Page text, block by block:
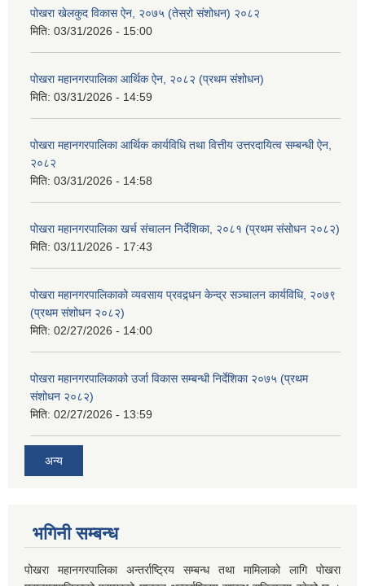
पोखरा खेलकुद विकास ऐन, २०७५ (तेस्रो संशोधन) २०८२
मिति: 03/31/2026 - 15:00
पोखरा महानगरपालिका आर्थिक ऐन, २०८२ (प्रथम संशोधन)
मिति: 03/31/2026 - 14:59
पोखरा महानगरपालिका आर्थिक कार्यविधि तथा वित्तीय उत्तरदायित्व सम्बन्धी ऐन,
२०८२
मिति: 03/31/2026 - 14:58
पोखरा महानगरपालिका खर्च संचालन निर्देशिका, २०८१ (प्रथम संसोधन २०८२)
मिति: 03/11/2026 - 17:43
पोखरा महानगरपालिकाको व्यवसाय प्रवद्र्धन केन्द्र सञ्चालन कार्यविधि, २०७९
(प्रथम संशोधन २०८२)
मिति: 02/27/2026 - 14:00
पोखरा महानगरपालिकाको उर्जा विकास सम्बन्धी निर्देशिका २०७५ (प्रथम
संशोधन २०८२)
मिति: 02/27/2026 - 13:59
अन्य
भगिनी सम्बन्ध
पोखरा महानगरपालिका अन्तर्राष्ट्रिय सम्बन्ध तथा मामिलाको लागि पोखरा